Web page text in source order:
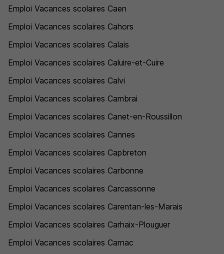
Emploi Vacances scolaires Caen
Emploi Vacances scolaires Cahors
Emploi Vacances scolaires Calais
Emploi Vacances scolaires Caluire-et-Cuire
Emploi Vacances scolaires Calvi
Emploi Vacances scolaires Cambrai
Emploi Vacances scolaires Canet-en-Roussillon
Emploi Vacances scolaires Cannes
Emploi Vacances scolaires Capbreton
Emploi Vacances scolaires Carbonne
Emploi Vacances scolaires Carcassonne
Emploi Vacances scolaires Carentan-les-Marais
Emploi Vacances scolaires Carhaix-Plouguer
Emploi Vacances scolaires Carnac